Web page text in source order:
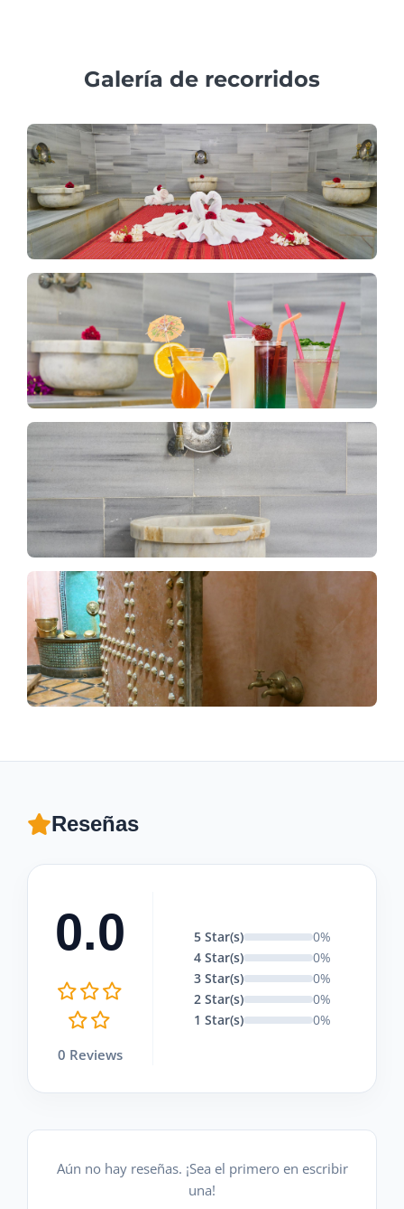
Galería de recorridos
Reseñas
0.0
0 Reviews
5 Star(s)
0%
4 Star(s)
0%
3 Star(s)
0%
2 Star(s)
0%
1 Star(s)
0%
Aún no hay reseñas. ¡Sea el primero en escribir
una!